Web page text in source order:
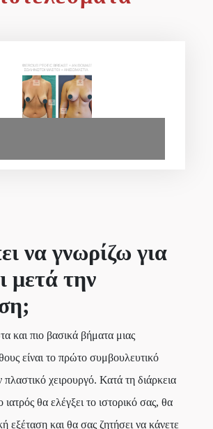
να γνωρίζω για
μετά την
και πιο βασικά βήματα μιας
είναι το πρώτο συμβουλευτικό
πλαστικό χειρουργό. Κατά τη διάρκεια
ιατρός θα ελέγξει το ιστορικό σας, θα
εξέταση και θα σας ζητήσει να κάνετε